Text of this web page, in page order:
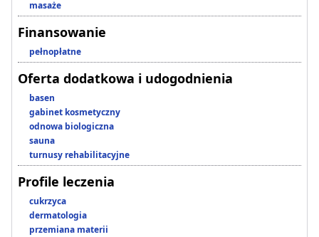
masaże
Finansowanie
pełnopłatne
Oferta dodatkowa i udogodnienia
basen
gabinet kosmetyczny
odnowa biologiczna
sauna
turnusy rehabilitacyjne
Profile leczenia
cukrzyca
dermatologia
przemiana materii